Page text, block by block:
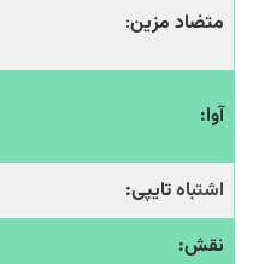
متضاد مزین:
آوا:
اشتباهتایپی:
نقش: